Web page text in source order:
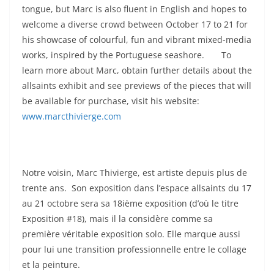
tongue, but Marc is also fluent in English and hopes to
welcome a diverse crowd between October 17 to 21 for
his showcase of colourful, fun and vibrant mixed-media
works, inspired by the Portuguese seashore. To
learn more about Marc, obtain further details about the
allsaints exhibit and see previews of the pieces that will
be available for purchase, visit his website:
www.marcthivierge.com
Notre voisin, Marc Thivierge, est artiste depuis plus de
trente ans. Son exposition dans l’espace allsaints du 17
au 21 octobre sera sa 18ième exposition (d’où le titre
Exposition #18), mais il la considère comme sa
première véritable exposition solo. Elle marque aussi
pour lui une transition professionnelle entre le collage
et la peinture.